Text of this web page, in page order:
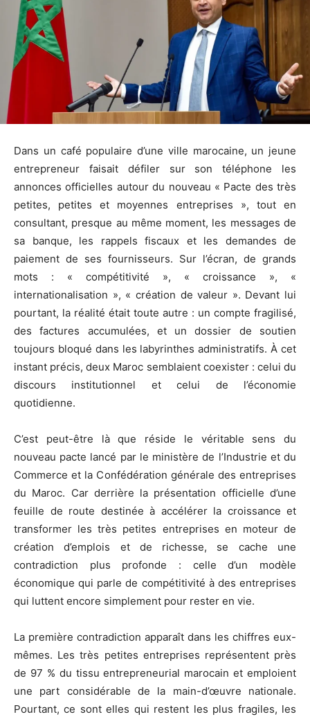
Dans un café populaire d’une ville marocaine, un jeune
entrepreneur faisait défiler sur son téléphone les
annonces officielles autour du nouveau « Pacte des très
petites, petites et moyennes entreprises », tout en
consultant, presque au même moment, les messages de
sa banque, les rappels fiscaux et les demandes de
paiement de ses fournisseurs. Sur l’écran, de grands
mots : « compétitivité », « croissance », «
internationalisation », « création de valeur ». Devant lui
pourtant, la réalité était toute autre : un compte fragilisé,
des factures accumulées, et un dossier de soutien
toujours bloqué dans les labyrinthes administratifs. À cet
instant précis, deux Maroc semblaient coexister : celui du
discours institutionnel et celui de l’économie
quotidienne.
C’est peut-être là que réside le véritable sens du
nouveau pacte lancé par le ministère de l’Industrie et du
Commerce et la Confédération générale des entreprises
du Maroc. Car derrière la présentation officielle d’une
feuille de route destinée à accélérer la croissance et
transformer les très petites entreprises en moteur de
création d’emplois et de richesse, se cache une
contradiction plus profonde : celle d’un modèle
économique qui parle de compétitivité à des entreprises
qui luttent encore simplement pour rester en vie.
La première contradiction apparaît dans les chiffres eux-
mêmes. Les très petites entreprises représentent près
de 97 % du tissu entrepreneurial marocain et emploient
une part considérable de la main-d’œuvre nationale.
Pourtant, ce sont elles qui restent les plus fragiles, les